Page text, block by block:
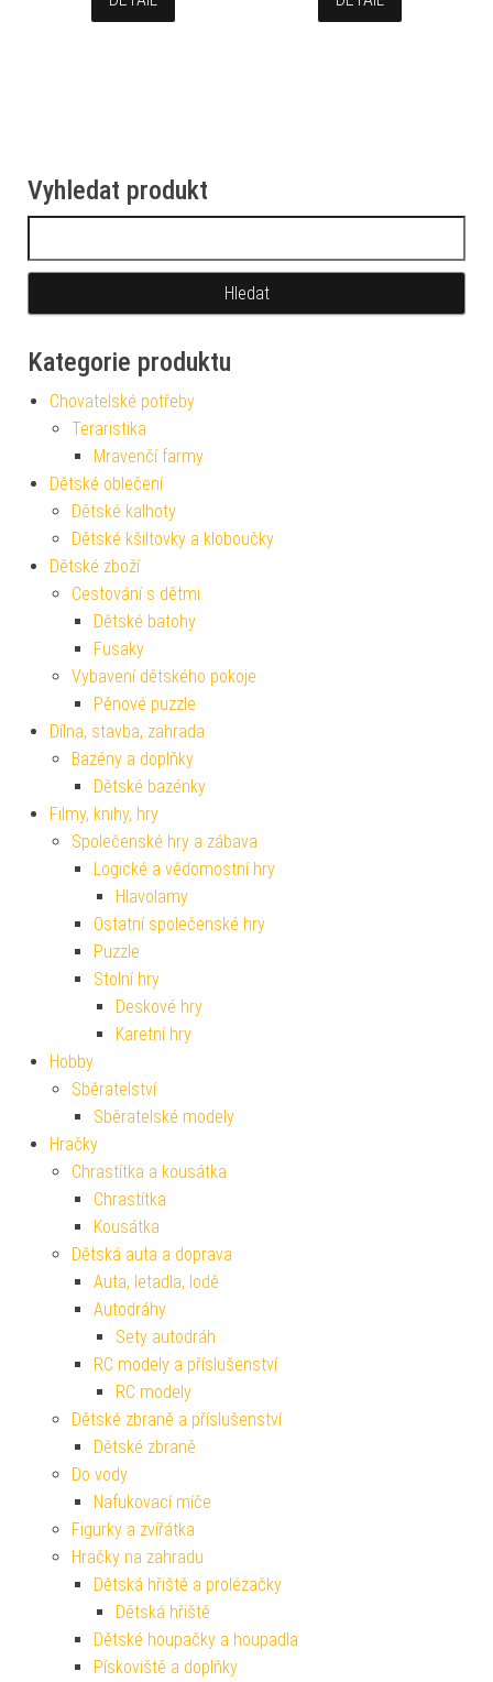
Vyhledat produkt
Kategorie produktu
Chovatelské potřeby
Teraristika
Mravenčí farmy
Dětské oblečení
Dětské kalhoty
Dětské kšiltovky a kloboučky
Dětské zboží
Cestování s dětmi
Dětské batohy
Fusaky
Vybavení dětského pokoje
Pěnové puzzle
Dílna, stavba, zahrada
Bazény a doplňky
Dětské bazénky
Filmy, knihy, hry
Společenské hry a zábava
Logické a vědomostní hry
Hlavolamy
Ostatní společenské hry
Puzzle
Stolní hry
Deskové hry
Karetní hry
Hobby
Sběratelství
Sběratelské modely
Hračky
Chrastítka a kousátka
Chrastítka
Kousátka
Dětská auta a doprava
Auta, letadla, lodě
Autodráhy
Sety autodráh
RC modely a příslušenství
RC modely
Dětské zbraně a příslušenství
Dětské zbraně
Do vody
Nafukovací míče
Figurky a zvířátka
Hračky na zahradu
Dětská hřiště a prolézačky
Dětská hřiště
Dětské houpačky a houpadla
Pískoviště a doplňky